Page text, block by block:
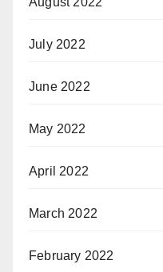
July 2022
June 2022
May 2022
April 2022
March 2022
February 2022